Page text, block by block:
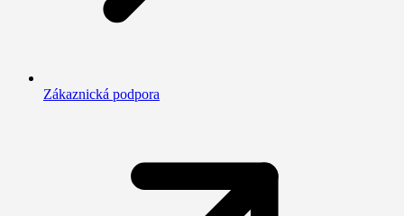
Zákaznická podpora